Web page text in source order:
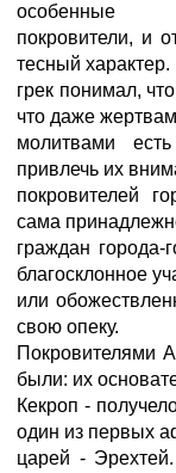
особенные
покровители, и
тесный
грек понимал,
что даже
молитвами
привлечь их
покровителей
сама
граждан города-
благосклонное
или
свою опеку.
Покровителями
были: их
Кекроп -
один из первых
царей -